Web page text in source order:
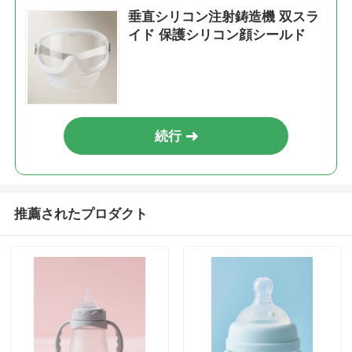
垂直シリコン注射鋳造機 双スラ
イド 保護シリコン顔シールド
続行
推薦されたプロダクト